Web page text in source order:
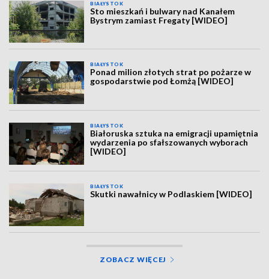
BIAŁYSTOK
Sto mieszkań i bulwary nad Kanałem
Bystrym zamiast Fregaty [WIDEO]
BIAŁYSTOK
Ponad milion złotych strat po pożarze w
gospodarstwie pod Łomżą [WIDEO]
BIAŁYSTOK
Białoruska sztuka na emigracji upamiętnia
wydarzenia po sfałszowanych wyborach
[WIDEO]
BIAŁYSTOK
Skutki nawałnicy w Podlaskiem [WIDEO]
ZOBACZ WIĘCEJ